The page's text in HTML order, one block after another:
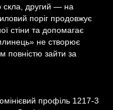
скла, другий — на
поріг продовжує
стіни та допомагає
не створює
повністю зайти за
профіль 1217-3